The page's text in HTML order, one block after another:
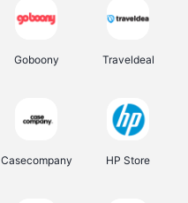
Goboony Traveldeal
Casecompany HP Store